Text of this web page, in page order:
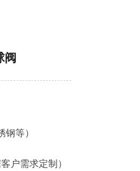
阀
等）
户需求定制）